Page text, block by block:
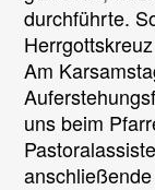
durchführte.
Am
uns beim